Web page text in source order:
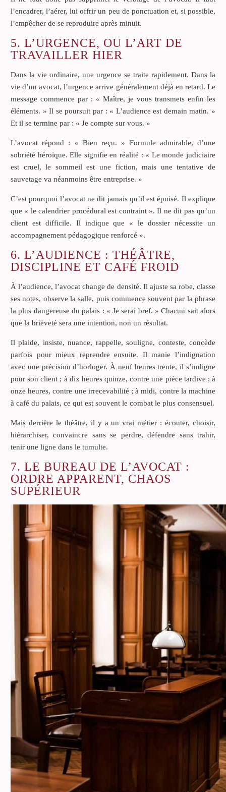
l’encadrer, l’aérer, lui offrir un peu de ponctuation et, si possible,
l’empêcher de se reproduire après minuit.
5. L’URGENCE, OU L’ART DE
TRAVAILLER HIER
Dans la vie ordinaire, une urgence se traite rapidement. Dans la
vie d’un avocat, l’urgence arrive généralement déjà en retard. Le
message commence par : « Maître, je vous transmets enfin les
éléments. » Il se poursuit par : « L’audience est demain matin. »
Et il se termine par : « Je compte sur vous. »
L’avocat répond : « Bien reçu. » Formule admirable, d’une
sobriété héroïque. Elle signifie en réalité : « Le monde judiciaire
est cruel, le sommeil est une fiction, mais une tentative de
sauvetage va néanmoins être entreprise. »
C’est pourquoi l’avocat ne dit jamais qu’il est épuisé. Il explique
que « le calendrier procédural est contraint ». Il ne dit pas qu’un
client est difficile. Il indique que « le dossier nécessite un
accompagnement pédagogique renforcé ».
6. L’AUDIENCE : THÉÂTRE,
DISCIPLINE ET CAFÉ FROID
À l’audience, l’avocat change de densité. Il ajuste sa robe, classe
ses notes, observe la salle, puis commence souvent par la phrase
la plus dangereuse du palais : « Je serai bref. » Chacun sait alors
que la brièveté sera une intention, non un résultat.
Il plaide, insiste, nuance, rappelle, souligne, conteste, concède
parfois pour mieux reprendre ensuite. Il manie l’indignation
avec une précision d’horloger. À neuf heures trente, il s’indigne
pour son client ; à dix heures quinze, contre une pièce tardive ; à
onze heures, contre une irrecevabilité ; à midi, contre la machine
à café du palais, ce qui est souvent le combat le plus consensuel.
Mais derrière le théâtre, il y a un vrai métier : écouter, choisir,
hiérarchiser, convaincre sans se perdre, défendre sans trahir,
tenir une ligne dans le tumulte.
7. LE BUREAU DE L’AVOCAT :
ORDRE APPARENT, CHAOS
SUPÉRIEUR